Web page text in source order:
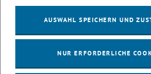
Nachwuchsförderpreis
, herunterladen
AUSWAHL SPEICHERN UND
NUR ERFORDERLICHE